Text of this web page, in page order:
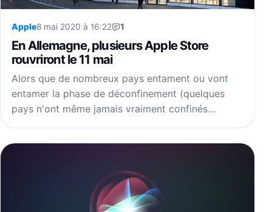
Apple8 mai 2020 à 16:22 1
En Allemagne, plusieurs Apple Store
rouvriront le 11 mai
Alors que de nombreux pays entament ou vont
entamer la phase de déconfinement (quelques
pays n'ont même jamais vraiment confinés…